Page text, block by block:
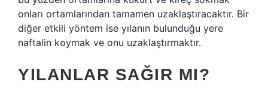
onları ortamlarından tamamen uzaklaştıracaktır. Bir
diğer etkili yöntem ise yılanın bulunduğu yere
naftalin koymak ve onu uzaklaştırmaktır.
YILANLAR SAĞIR MI?